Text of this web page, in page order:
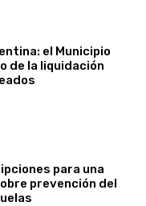
el Municipio
de la liquidación
para una
prevención del